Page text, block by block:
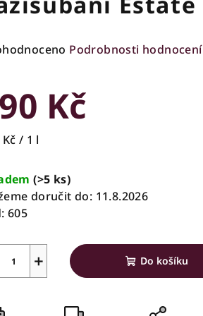
Podrobnosti hodnocení
Kč
/ 1 l
(>5 ks)
doručit do: 11.8.2026
605
+ Do košíku